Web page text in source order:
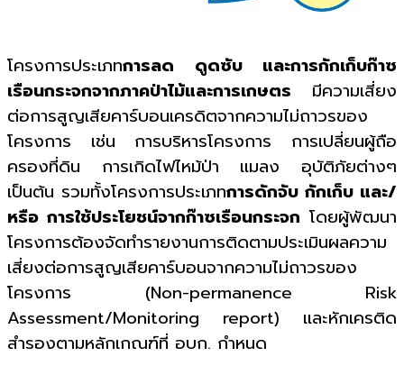
โครงการประเภทการลด ดูดซับ และการกักเก็บก๊าซ
เรือนกระจกจากภาคป่าไม้และการเกษตร มีความเสี่ยง
ต่อการสูญเสียคาร์บอนเครดิตจากความไม่ถาวรของ
โครงการ เช่น การบริหารโครงการ การเปลี่ยนผู้ถือ
ครองที่ดิน การเกิดไฟไหม้ป่า แมลง อุบัติภัยต่างๆ
เป็นต้น รวมทั้งโครงการประเภทการดักจับ กักเก็บ และ/
หรือ การใช้ประโยชน์จากก๊าซเรือนกระจก โดยผู้พัฒนา
โครงการต้องจัดทำรายงานการติดตามประเมินผลความ
เสี่ยงต่อการสูญเสียคาร์บอนจากความไม่ถาวรของ
โครงการ (Non-permanence Risk
Assessment/Monitoring report) และหักเครติด
สำรองตามหลักเกณฑ์ที่ อบก. กำหนด